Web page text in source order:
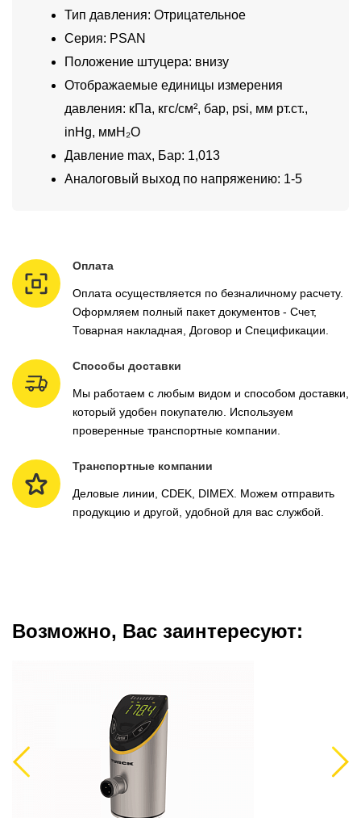
Тип давления: Отрицательное
Серия: PSAN
Положение штуцера: внизу
Отображаемые единицы измерения
давления: кПа, кгс/см², бар, psi, мм рт.ст.,
inHg, ммH₂O
Давление max, Бар: 1,013
Аналоговый выход по напряжению: 1-5
Оплата
Оплата осуществляется по безналичному расчету.
Оформляем полный пакет документов - Счет,
Товарная накладная, Договор и Спецификации.
Способы доставки
Мы работаем с любым видом и способом доставки,
который удобен покупателю. Используем
проверенные транспортные компании.
Транспортные компании
Деловые линии, CDEK, DIMEX. Можем отправить
продукцию и другой, удобной для вас службой.
Возможно, Вас заинтересуют:
Previous Next